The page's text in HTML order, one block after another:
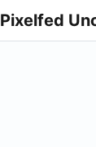
Pixelfed